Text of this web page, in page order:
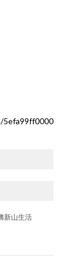
5efa99ff0000